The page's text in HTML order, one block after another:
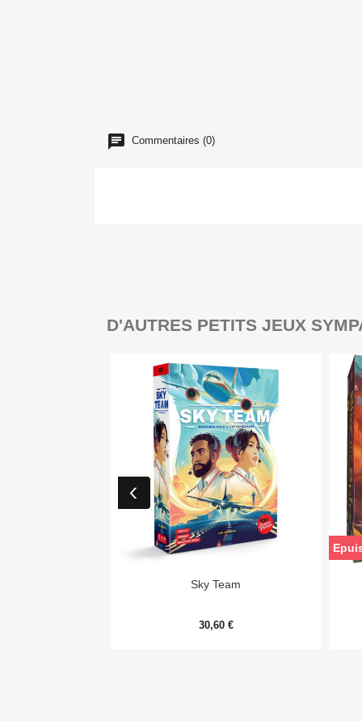
Commentaires (0)
D'AUTRES PETITS JEUX
Aperçu rapide
Sky Team
30,60 €